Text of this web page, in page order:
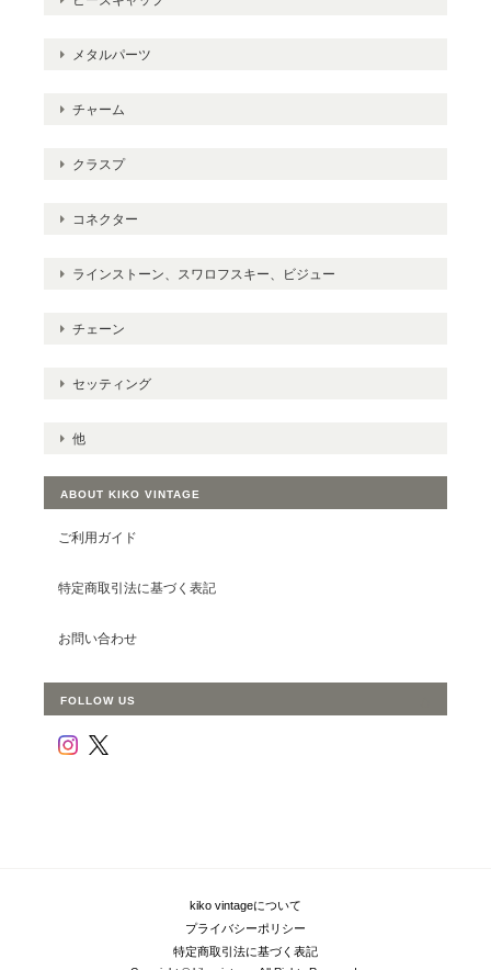
メタルパーツ
チャーム
クラスプ
コネクター
ラインストーン、スワロフスキー、ビジュー
チェーン
セッティング
他
ABOUT KIKO VINTAGE
ご利用ガイド
特定商取引法に基づく表記
お問い合わせ
FOLLOW US
kiko vintageについて
プライバシーポリシー
特定商取引法に基づく表記